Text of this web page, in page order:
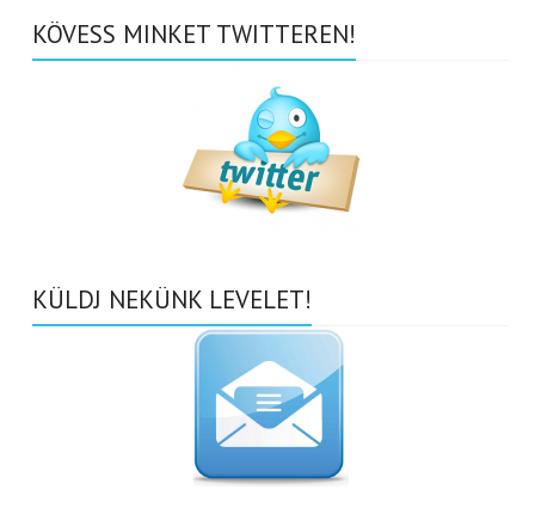
KÖVESS MINKET TWITTEREN!
KÜLDJ NEKÜNK LEVELET!